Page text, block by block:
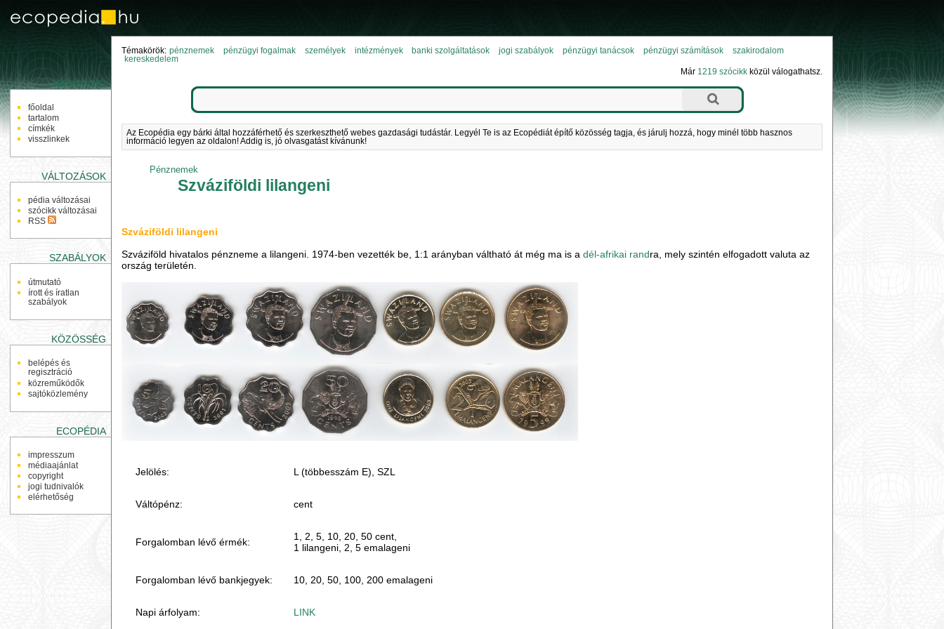
NAVIGÁCIÓ
főoldal
tartalom
címkék
visszlinkek
VÁLTOZÁSOK
pédia változásai
szócikk változásai
RSS
SZABÁLYOK
útmutató
írott és íratlan
szabályok
KÖZÖSSÉG
belépés és
regisztráció
közreműködők
sajtóközlemény
ECOPÉDIA
impresszum
médiaajánlat
copyright
jogi tudnivalók
elérhetőség
Témakörök: pénznemek pénzügyi fogalmak személyek intézmények banki szolgáltatások jogi szabályok pénzügyi tanácsok pénzügyi számítások
szakirodalom
kereskedelem
Már 1219 szócikkközül válogathatsz.
Az Ecopédia egy bárki által hozzáférhető és szerkeszthető webes gazdasági tudástár. Legyél Te is az Ecopédiát építő közösség tagja, és járulj hozzá, hogy minél több hasznos
információ legyen az oldalon! Addig is, jó olvasgatást kívánunk!
Pénznemek
Szváziföldi lilangeni
Szváziföldi lilangeni
Szváziföld hivatalos pénzneme a lilangeni. 1974-ben vezették be, 1:1 arányban váltható át még ma is adél-afrikai randra, mely szintén elfogadott valuta az
ország területén.
Jelölés: L (többesszám E), SZL
Váltópénz: cent
Forgalomban lévő érmék:
1, 2, 5, 10, 20, 50 cent,
1 lilangeni, 2, 5 emalageni
Forgalomban lévő bankjegyek: 10, 20, 50, 100, 200 emalageni
Napi árfolyam: LINK